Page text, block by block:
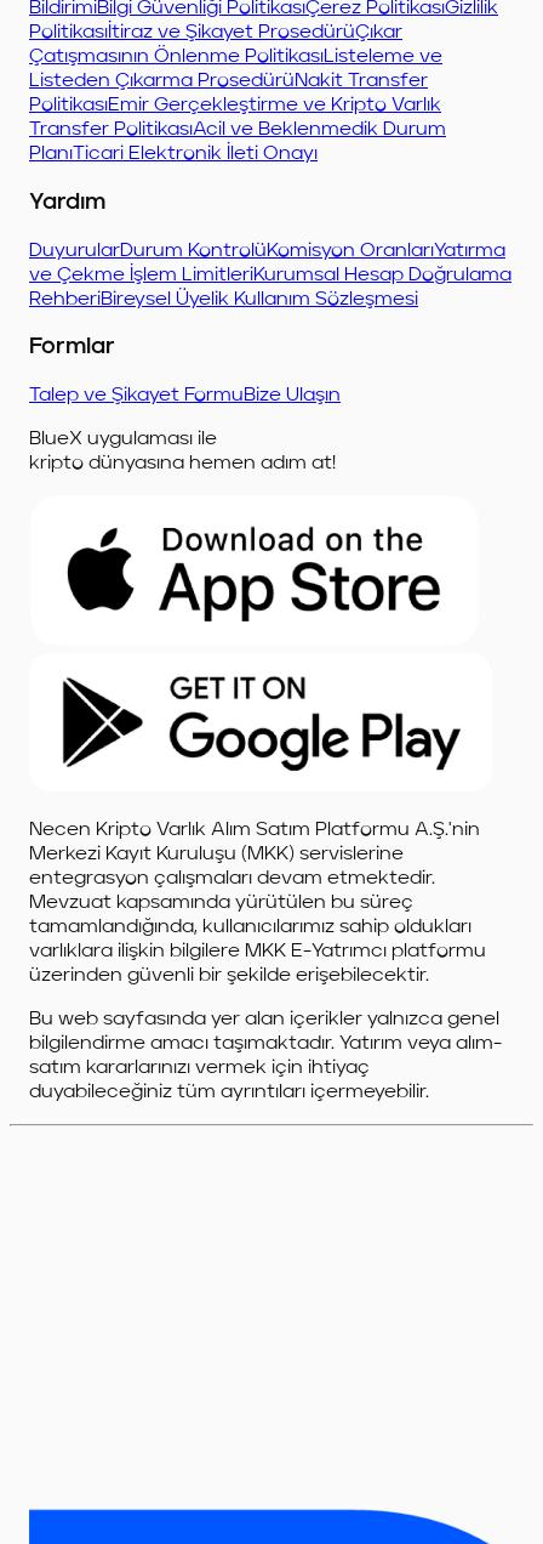
BildirimiBilgi Güvenliği PolitikasıÇerez PolitikasıGizlilik
Politikasıİtiraz ve Şikayet ProsedürüÇıkar
Çatışmasının Önlenme PolitikasıListeleme ve
Listeden Çıkarma ProsedürüNakit Transfer
PolitikasıEmir Gerçekleştirme ve Kripto Varlık
Transfer PolitikasıAcil ve Beklenmedik Durum
Planı Ticari Elektronik İleti Onayı
Yardım
DuyurularDurum KontrolüKomisyon OranlarıYatırma
ve Çekme İşlem LimitleriKurumsal Hesap Doğrulama
RehberiBireysel Üyelik Kullanım Sözleşmesi
Formlar
Talep ve Şikayet FormuBize Ulaşın
BlueX uygulaması ile
kripto dünyasına hemen adım at!
Necen Kripto Varlık Alım Satım Platformu A.Ş.'nin
Merkezi Kayıt Kuruluşu (MKK) servislerine
entegrasyon çalışmaları devam etmektedir.
Mevzuat kapsamında yürütülen bu süreç
tamamlandığında, kullanıcılarımız sahip oldukları
varlıklara ilişkin bilgilere MKK E-Yatrımcı platformu
üzerinden güvenli bir şekilde erişebilecektir.
Bu web sayfasında yer alan içerikler yalnızca genel
bilgilendirme amacı taşımaktadır. Yatırım veya alım-
satım kararlarınızı vermek için ihtiyaç
duyabileceğiniz tüm ayrıntıları içermeyebilir.